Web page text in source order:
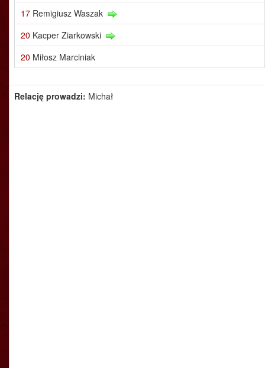
17 Remigiusz Waszak
20 Kacper Ziarkowski
20 Miłosz Marciniak
Relację prowadzi: Michał